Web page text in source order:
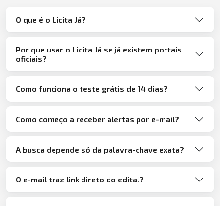
O que é o Licita Já?
Por que usar o Licita Já se já existem portais
oficiais?
Como funciona o teste grátis de 14 dias?
Como começo a receber alertas por e-mail?
A busca depende só da palavra-chave exata?
O e-mail traz link direto do edital?